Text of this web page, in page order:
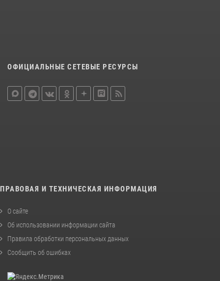
ОФИЦИАЛЬНЫЕ СЕТЕВЫЕ РЕСУРСЫ
ПРАВОВАЯ И ТЕХНИЧЕСКАЯ ИНФОРМАЦИЯ
О сайте
Об использовании информации сайта
Правила обработки персональных данных
Сообщить об ошибках